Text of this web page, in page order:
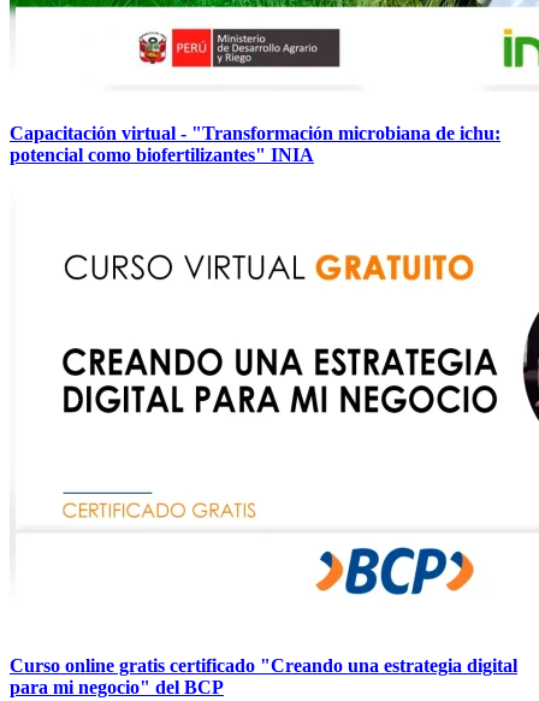
Capacitación virtual - "Transformación microbiana de ichu:
potencial como biofertilizantes" INIA
Curso online gratis certificado "Creando una estrategia digital
para mi negocio" del BCP